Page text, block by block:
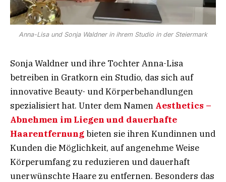
Anna-Lisa und Sonja Waldner in ihrem Studio in der Steiermark
Sonja Waldner und ihre Tochter Anna-Lisa
betreiben in Gratkorn ein Studio, das sich auf
innovative Beauty- und Körperbehandlungen
spezialisiert hat. Unter dem Namen Aesthetics –
Abnehmen im Liegen und dauerhafte
Haarentfernungbieten sie ihren Kundinnen und
Kunden die Möglichkeit, auf angenehme Weise
Körperumfang zu reduzieren und dauerhaft
unerwünschte Haare zu entfernen. Besonders das